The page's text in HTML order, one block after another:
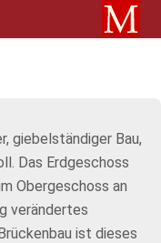
giebelständiger Bau,
Das Erdgeschoss
Obergeschoss an
verändertes
ist dieses